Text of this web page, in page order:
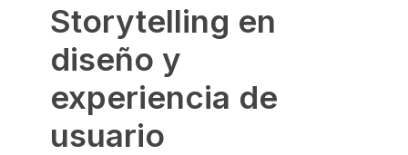
Storytelling en
diseño y
experiencia de
usuario